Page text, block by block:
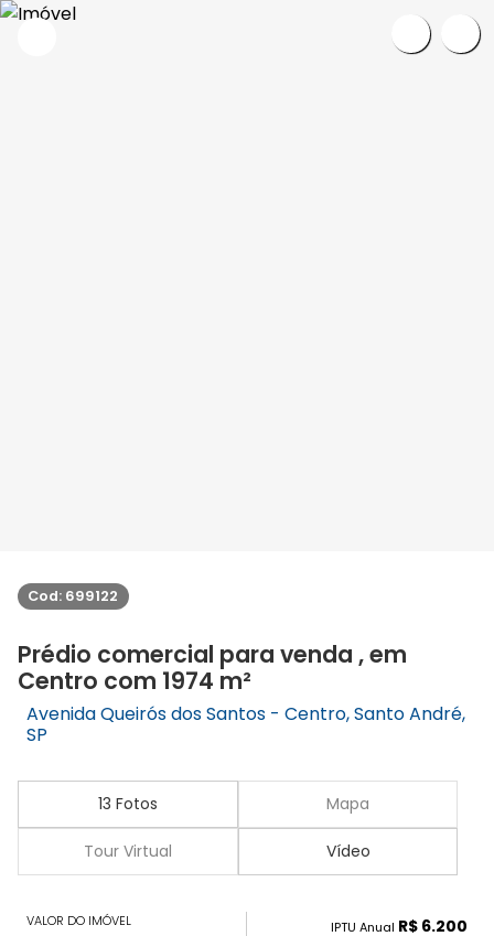
Cod: 699122
Prédio comercial para venda , em
Centro com 1974 m²
Avenida Queirós dos Santos - Centro, Santo André,
SP
13 Fotos Mapa
Tour Virtual Vídeo
VALOR DO IMÓVEL IPTU Anual R$ 6.200